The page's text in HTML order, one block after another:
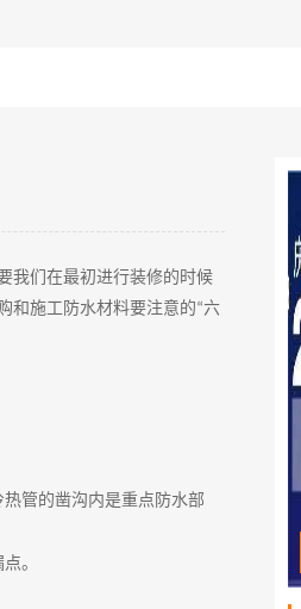
我们在最初进行装修的时候
和施工防水材料要注意的“六
管的凿沟内是重点防水部
。